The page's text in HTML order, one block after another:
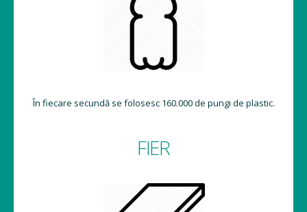
În fiecare secundă se folosesc 160.000 de pungi de plastic.
FIER